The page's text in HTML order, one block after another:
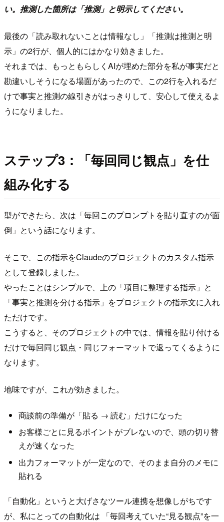
い。推測した箇所は「推測」と明示してください。
最後の「読み取れないことは情報なし」「推測は推測と明
示」の2行が、個人的にはかなり効きました。
それまでは、もっともらしくAIが埋めた部分を私が事実だと
勘違いしそうになる場面があったので、この2行を入れるだ
けで事実と推測の線引きがはっきりして、安心して使えるよ
うになりました。
ステップ3：「毎回同じ観点」を仕
組み化する
型ができたら、次は「毎回このプロンプトを貼り直すのが面
倒」という話になります。
そこで、この指示をClaudeのプロジェクトのカスタム指示
として登録しました。
やったことはシンプルで、上の「項目に整理する指示」と
「事実と推測を分ける指示」をプロジェクトの指示文に入れ
ただけです。
こうすると、そのプロジェクトの中では、情報を貼り付ける
だけで毎回同じ観点・同じフォーマットで返ってくるように
なります。
地味ですが、これが効きました。
商談前の準備が「貼る → 読む」だけになった
お客様ごとに見るポイントがブレないので、頭の切り替
えが速くなった
出力フォーマットが一定なので、そのまま自分のメモに
貼れる
「自動化」というと大げさなツール連携を想像しがちです
が、私にとっての自動化は 「毎回考えていた“見る観点”を一